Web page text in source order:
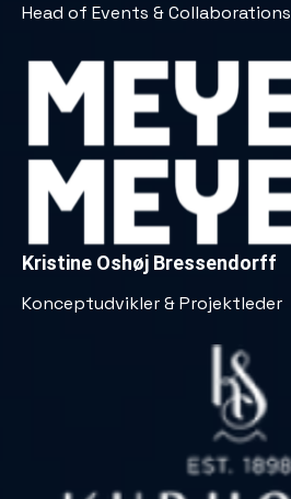
Head of Events & Collaborations
Kristine Oshøj Bressendorff
Konceptudvikler & Projektleder